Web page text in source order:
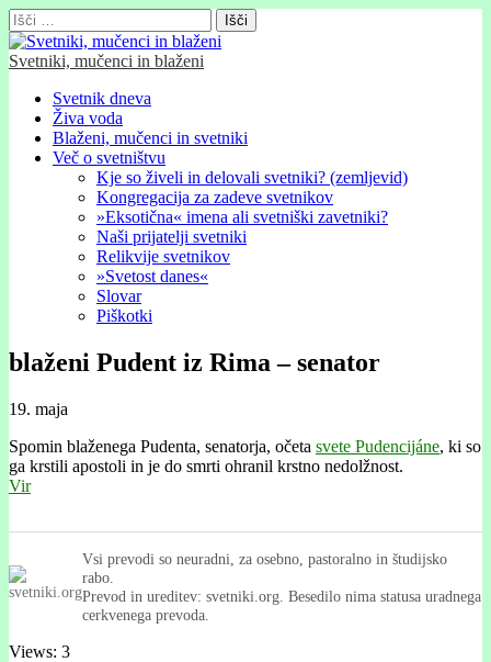
Išči:
Svetniki, mučenci in blaženi
Glavni
meni
Skip
content
Svetnik dneva
Živa voda
Blaženi, mučenci in svetniki
Več o svetništvu
Kje so živeli in delovali svetniki? (zemljevid)
Kongregacija za zadeve svetnikov
»Eksotična« imena ali svetniški zavetniki?
Naši prijatelji svetniki
Relikvije svetnikov
»Svetost danes«
Slovar
Piškotki
blaženi Pudent iz Rima – senator
19. maja
Spomin blaženega Pudenta, senatorja, očeta svete Pudencijáne, ki so
ga krstili apostoli in je do smrti ohranil krstno nedolžnost.
Vir
Vsi prevodi so neuradni, za osebno, pastoralno in študijsko
rabo.
Prevod in ureditev: svetniki.org. Besedilo nima statusa uradnega
cerkvenega prevoda.
Views: 3